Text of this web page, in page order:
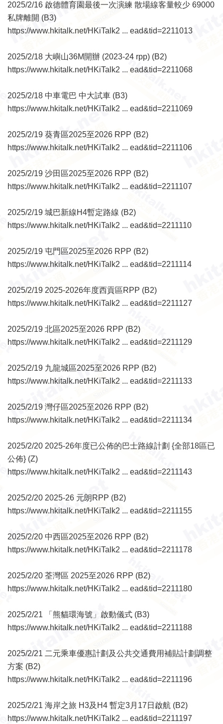
2025/2/16 啟德體育園最後一次演練 散場線客量較少 69000
私牌離開 (B3)
https://www.hkitalk.net/HKiTalk2 ... ead&tid=2211013
2025/2/18 大嶼山36M開辦 (2023-24 rpp) (B2)
https://www.hkitalk.net/HKiTalk2 ... ead&tid=2211068
2025/2/18 中車電巴 中大試車 (B3)
https://www.hkitalk.net/HKiTalk2 ... ead&tid=2211069
2025/2/19 葵青區2025至2026 RPP (B2)
https://www.hkitalk.net/HKiTalk2 ... ead&tid=2211106
2025/2/19 沙田區2025至2026 RPP (B2)
https://www.hkitalk.net/HKiTalk2 ... ead&tid=2211107
2025/2/19 城巴新線H4暫定路線 (B2)
https://www.hkitalk.net/HKiTalk2 ... ead&tid=2211110
2025/2/19 屯門區2025至2026 RPP (B2)
https://www.hkitalk.net/HKiTalk2 ... ead&tid=2211114
2025/2/19 2025-2026年度西貢區RPP (B2)
https://www.hkitalk.net/HKiTalk2 ... ead&tid=2211127
2025/2/19 北區2025至2026 RPP (B2)
https://www.hkitalk.net/HKiTalk2 ... ead&tid=2211129
2025/2/19 九龍城區2025至2026 RPP (B2)
https://www.hkitalk.net/HKiTalk2 ... ead&tid=2211133
2025/2/19 灣仔區2025至2026 RPP (B2)
https://www.hkitalk.net/HKiTalk2 ... ead&tid=2211134
2025/2/20 2025-26年度已公佈的巴士路線計劃 {全部18區已
公佈} (Z)
https://www.hkitalk.net/HKiTalk2 ... ead&tid=2211143
2025/2/20 2025-26 元朗RPP (B2)
https://www.hkitalk.net/HKiTalk2 ... ead&tid=2211155
2025/2/20 中西區2025至2026 RPP (B2)
https://www.hkitalk.net/HKiTalk2 ... ead&tid=2211178
2025/2/20 荃灣區 2025至2026 RPP (B2)
https://www.hkitalk.net/HKiTalk2 ... ead&tid=2211180
2025/2/21 「熊貓環海號」啟動儀式 (B3)
https://www.hkitalk.net/HKiTalk2 ... ead&tid=2211188
2025/2/21 二元乘車優惠計劃及公共交通費用補貼計劃調整
方案 (B2)
https://www.hkitalk.net/HKiTalk2 ... ead&tid=2211196
2025/2/21 海岸之旅 H3及H4 暫定3月17日啟航 (B2)
https://www.hkitalk.net/HKiTalk2 ... ead&tid=2211197